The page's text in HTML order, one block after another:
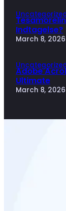
Indtagelse?
March 8, 2026
Adobe
Ultimate
March 8, 2026